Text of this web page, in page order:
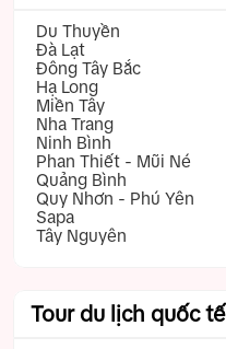
Du Thuyền
Đà Lạt
Đông Tây Bắc
Hạ Long
Miền Tây
Nha Trang
Ninh Bình
Phan Thiết - Mũi Né
Quảng Bình
Quy Nhơn - Phú Yên
Sapa
Tây Nguyên
Tour du lịch quốc tế